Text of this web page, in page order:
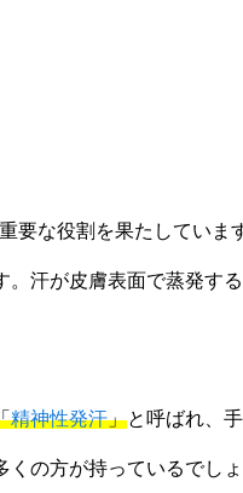
要な役割を果たしていま
汗が皮膚表面で蒸発す
精神性発汗」と呼ばれ、
の方が持っているでしょ